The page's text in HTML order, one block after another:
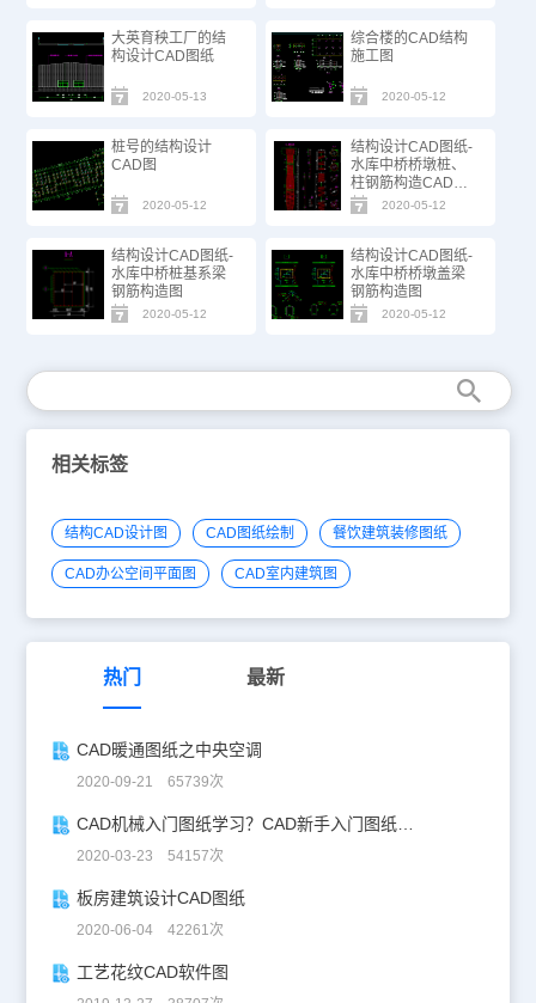
大英育秧工厂的结
构设计CAD图纸
2020-05-13
综合楼的CAD结构
施工图
2020-05-12
桩号的结构设计
CAD图
2020-05-12
结构设计CAD图纸-
水库中桥桥墩桩、
柱钢筋构造CAD图
纸
2020-05-12
结构设计CAD图纸-
水库中桥桩基系梁
钢筋构造图
2020-05-12
结构设计CAD图纸-
水库中桥桥墩盖梁
钢筋构造图
2020-05-12
相关标签
结构CAD设计图 CAD图纸绘制 餐饮建筑装修图纸
CAD办公空间平面图 CAD室内建筑图
热门 最新
CAD暖通图纸之中央空调
2020-09-21 65739次
CAD机械入门图纸学习？CAD新手入门图纸练习
2020-03-23 54157次
板房建筑设计CAD图纸
2020-06-04 42261次
工艺花纹CAD软件图